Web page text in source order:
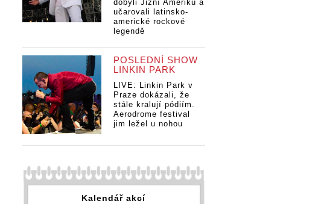
KVIFF převezmou
Dustin Hoffman a
Juliette Binoche,
ocenění získá i
Jeffrey Wright
KVIFF převezmou
Dustin Hoffman a
Juliette Binoche,
dobyli Jižní Ameriku a
učarovali latinsko-
americké rockové
legendě
POSLEDNÍ SHOW
LINKIN PARK
LIVE: Linkin Park v
Praze dokázali, že
stále kralují pódiím.
Aerodrome festival
jim ležel u nohou
Kalendář akcí